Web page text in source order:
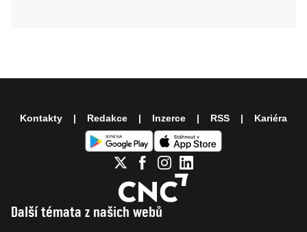
Další témata z našich webů
Kontakty Redakce Inzerce RSS Kariéra